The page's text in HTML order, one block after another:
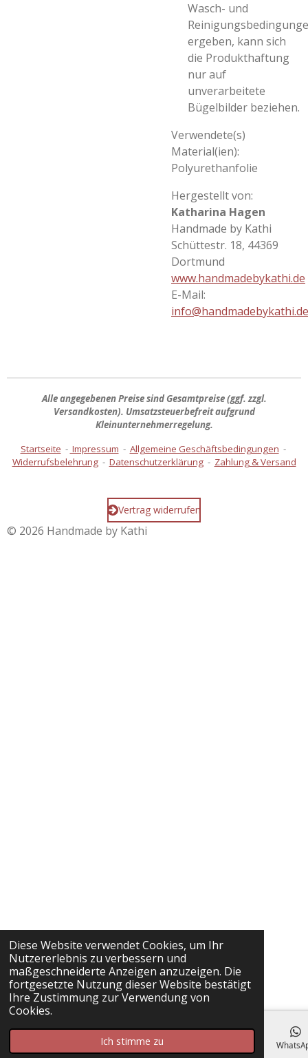
Diese Website verwendet Cookies, um Ihr
Nutzererlebnis zu verbessern und
maßgeschneiderte Anzeigen anzuzeigen. Die
fortgesetzte Nutzung dieser Website bestätigt
Ihre Zustimmung zur Verwendung von
Cookies.
Ich stimme zu
Wasch- und
ergeben, kann sich
die Produkthaftung
nur auf
unverarbeitete
Bügelbilder beziehen.
Verwendete(s)
Material(ien):
Polyurethanfolie
Hergestellt von:
Katharina Hagen
Handmade by Kathi
Schüttestr. 18, 44369
Dortmund
www.handmadebykathi.de
E-Mail:
info@handmadebykathi.de
Alle angegebenen Preise sindGesamtpreise(ggf. zzgl.
Versandkosten). Umsatzsteuerbefreit aufgrund
Kleinunternehmerregelung.
Startseite - Impressum - Allgemeine Geschäftsbedingungen -
Widerrufsbelehrung- Datenschutzerklärung- Zahlung & Versand
Vertrag widerrufen
© 2026 Handmade by Kathi
Facebook